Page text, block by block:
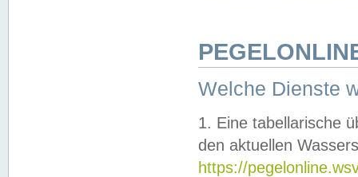
Welche Dienste
1. Eine tabellarische
den aktuellen
https://